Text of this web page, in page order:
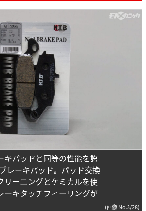
キパッドと同等の性能を誇
レーキパッド。パッド交換
リーニングとケミカルを使
ーキタッチフィーリングが
(画像 No.3/28)